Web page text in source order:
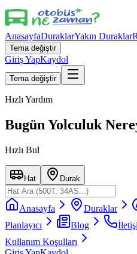
AnasayfaDuraklarYakın Duraklar
Tema değiştir
Giriş YapKaydol
Tema değiştir
Hızlı Yardım
Bugün Yolculuk
Hızlı Bul
Hat Durak
Anasayfa Duraklar
Planlayıcı
Blog
Kullanım Koşulları